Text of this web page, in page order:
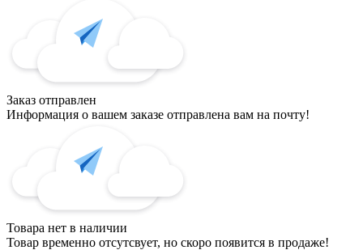
Заказ отправлен
Информация о вашем заказе отправлена вам на почту!
Товара нет в наличии
Товар временно отсутсвует, но скоро появится в продаже!